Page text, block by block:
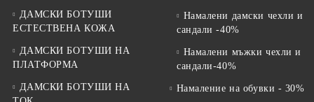
ДАМСКИ БОТУШИ
ЕСТЕСТВЕНА КОЖА
ДАМСКИ БОТУШИ НА
ПЛАТФОРМА
ДАМСКИ БОТУШИ НА
Намалени дамски чехли и
сандали -40%
Намалени мъжки чехли и
сандали-40%
Намаление на обувки - 30%